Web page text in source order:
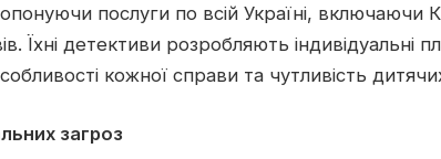
послуги по всій Україні, включаючи
Їхні детективи розробляють індивідуальні
кожної справи та чутливість
загроз